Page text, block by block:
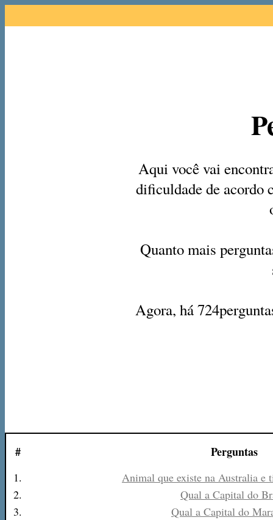
Aqui você vai
dificuldade de acordo
Quanto mais
Agora, há
# Perguntas
1.
Animal que existe na Australia e
2.
Qual a Capital do
3.
Qual a Capital do